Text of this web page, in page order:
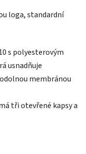
loga, standardní
s polyesterovým
usnadňuje
membránou
tři otevřené kapsy a